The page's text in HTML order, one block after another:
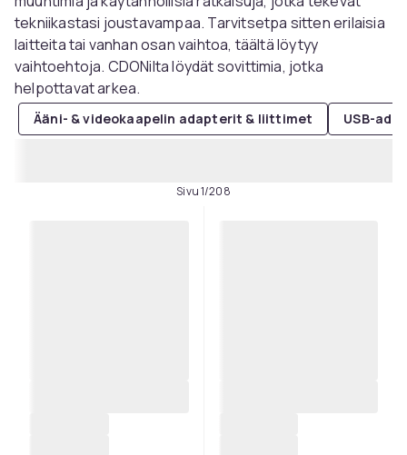
tekniikastasi joustavampaa. Tarvitsetpa sitten erilaisia ​​
laitteita tai vanhan osan vaihtoa, täältä löytyy
vaihtoehtoja. CDONilta löydät sovittimia, jotka
helpottavat arkea.
Ääni- & videokaapelin adapterit & liittimet USB-
Sivu 1/208